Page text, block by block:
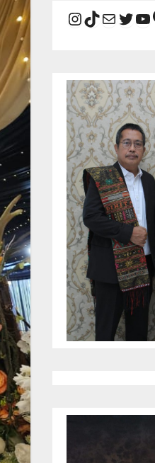
Instagram
TikTok
Mail